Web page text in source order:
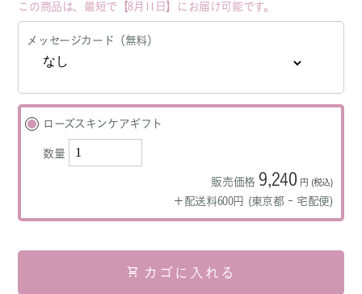
この商品は、最短で【8月11日】にお届け可能です。
メッセージカード（無料）
ローズスキンケアギフト
数量
販売価格 9,240 円 (税込)
＋配送料600円 (東京都 - 宅配便)
shopping_cart カゴに入れる